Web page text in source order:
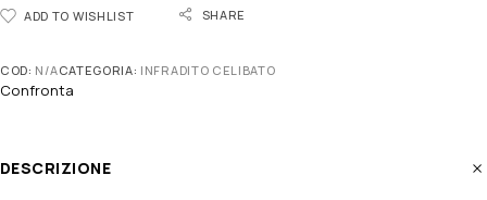
ADD TO WISHLIST SHARE
COD: N/ACATEGORIA: INFRADITO CELIBATO
Confronta
DESCRIZIONE